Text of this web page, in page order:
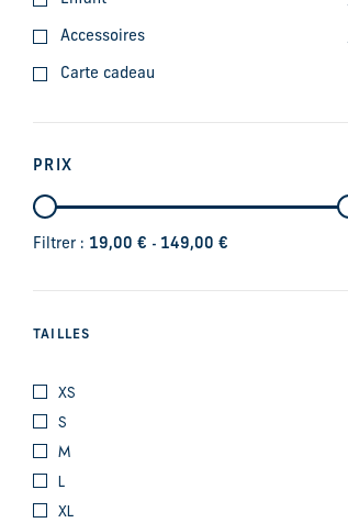
Accessoires
Carte cadeau
PRIX
Filtrer : 19,00 € - 149,00 €
TAILLES
XS
S
M
L
XL